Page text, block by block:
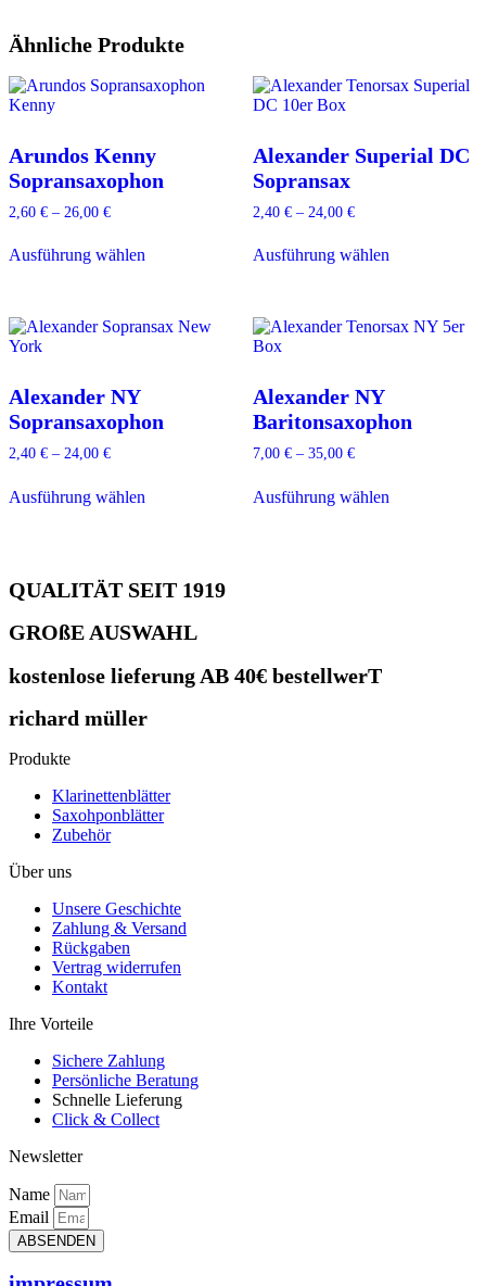
Ähnliche Produkte
Arundos Kenny
Sopransaxophon
2,60 € – 26,00 €
Ausführung wählenProdukt
auf.
der
Alexander Superial DC
Sopransax
2,40 €– 24,00 €
Ausführung wählenProdukt
auf.
der
werden
Alexander NY
Sopransaxophon
2,40 € – 24,00 €
Ausführung wählenProdukt
Die
können
der
Produktseite
gewählt
Alexander NY
Baritonsaxophon
7,00 €– 35,00 €
Ausführung wählenProdukt
QUALITÄT SEIT 1919
GROßE AUSWAHL
kostenlose lieferung AB 40€ bestellwerT
richard müller
Produkte
Klarinettenblätter
Saxohponblätter
Zubehör
Über uns
Unsere Geschichte
Zahlung & Versand
Rückgaben
Vertrag widerrufen
Kontakt
Ihre Vorteile
Sichere Zahlung
Persönliche Beratung
Schnelle Lieferung
Click & Collect
Newsletter
Name
Email
ABSENDEN